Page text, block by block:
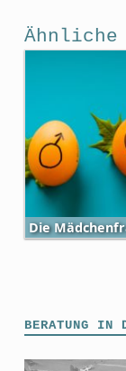
Die
BERATUNG IN